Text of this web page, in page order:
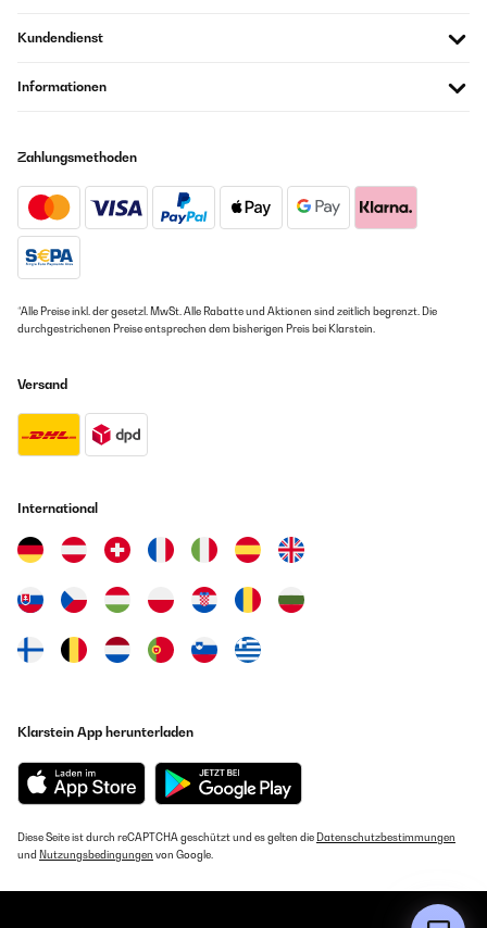
Kundendienst
Informationen
Zahlungsmethoden
*Alle Preise inkl. der gesetzl. MwSt. Alle Rabatte und Aktionen sind zeitlich begrenzt. Die
durchgestrichenen Preise entsprechen dem bisherigen Preis bei Klarstein.
Versand
International
Klarstein App herunterladen
Diese Seite ist durch reCAPTCHA geschützt und es gelten die Datenschutzbestimmungen
und Nutzungsbedingungen von Google.